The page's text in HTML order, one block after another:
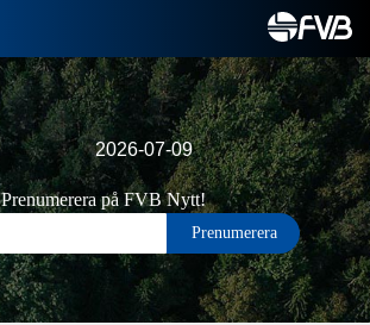
2026-07-09
Prenumerera på FVB Nytt!